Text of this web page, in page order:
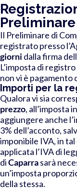
Preliminare
Il Preliminare di
registrato presso
giorni dalla firma
L’imposta di
non vi è pagamento
Importi per la
Qualora vi sia
prezzo, all’imposta
aggiungere anche
3% dell’acconto,
imponibile IVA, in
applicata l’IVA di
diCaparrasarà
un’imposta
della stessa.